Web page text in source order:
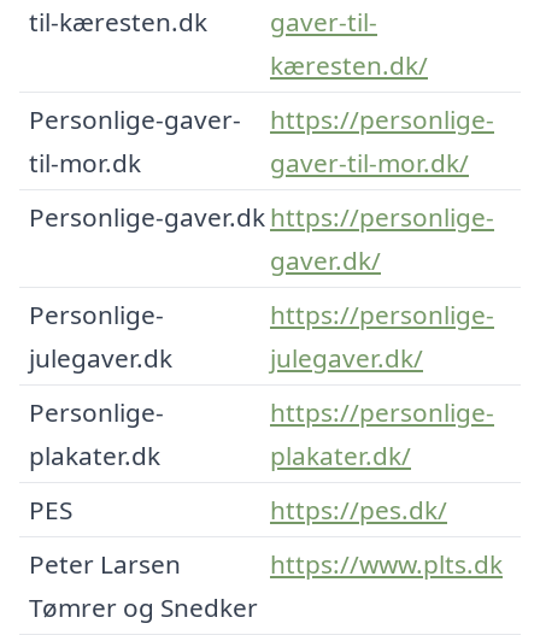
til-kæresten.dk
gaver-til-
kæresten.dk/
Personlige-gaver-
til-mor.dk
https://personlige-
gaver-til-mor.dk/
Personlige-gaver.dkhttps://personlige-
gaver.dk/
Personlige-
julegaver.dk
https://personlige-
julegaver.dk/
Personlige-
plakater.dk
https://personlige-
plakater.dk/
PES
https://pes.dk/
Peter Larsen
Tømrer og Snedker
https://www.plts.dk